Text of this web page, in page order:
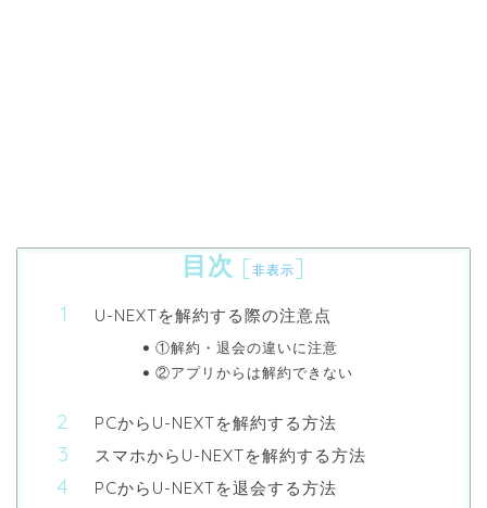
目次 [非表示]
U-NEXTを解約する際の注意点
①解約・退会の違いに注意
②アプリからは解約できない
PCからU-NEXTを解約する方法
スマホからU-NEXTを解約する方法
PCからU-NEXTを退会する方法